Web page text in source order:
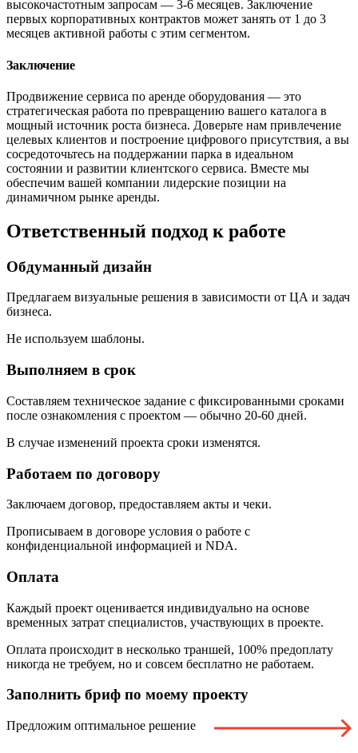
высокочастотным запросам — 3-6 месяцев. Заключение
первых корпоративных контрактов может занять от 1 до 3
месяцев активной работы с этим сегментом.
Заключение
Продвижение сервиса по аренде оборудования — это
стратегическая работа по превращению вашего каталога в
мощный источник роста бизнеса. Доверьте нам привлечение
целевых клиентов и построение цифрового присутствия, а вы
сосредоточьтесь на поддержании парка в идеальном
состоянии и развитии клиентского сервиса. Вместе мы
обеспечим вашей компании лидерские позиции на
динамичном рынке аренды.
Ответственный подход к работе
Обдуманный дизайн
Предлагаем визуальные решения в зависимости от ЦА и задач
бизнеса.
Не используем шаблоны.
Выполняем в срок
Составляем техническое задание с фиксированными сроками
после ознакомления с проектом — обычно 20-60 дней.
В случае изменений проекта сроки изменятся.
Работаем по договору
Заключаем договор, предоставляем акты и чеки.
Прописываем в договоре условия о работе с
конфиденциальной информацией и NDA.
Оплата
Каждый проект оценивается индивидуально на основе
временных затрат специалистов, участвующих в проекте.
Оплата происходит в несколько траншей, 100% предоплату
никогда не требуем, но и совсем бесплатно не работаем.
Заполнить бриф по моему проекту
Предложим оптимальное решение